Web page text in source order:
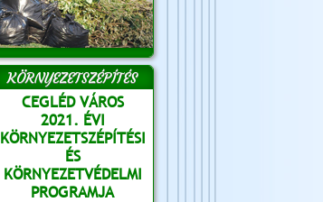
KÖRNYEZETSZÉPÍTÉS
CEGLÉD VÁROS
2021. ÉVI
KÖRNYEZETSZÉPÍTÉSI
ÉS
KÖRNYEZETVÉDELMI
PROGRAMJA